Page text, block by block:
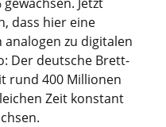
dass hier eine
zu digitalen
Der deutsche Brett-
rund 400 Millionen
Zeit konstant